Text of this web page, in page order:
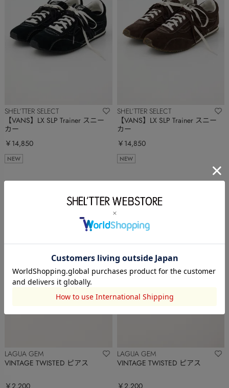
SHEL’TTER SELECT
【VANS】LX SLP Trainer スニー
カー
￥14,850
NEW
SHEL’TTER SELECT
【VANS】LX SLP Trainer スニー
カー
￥14,850
NEW
LAGUA GEM
VINTAGE TWISTED ピアス
￥2,200
LAGUA GEM
VINTAGE TWISTED ピアス
￥2,200